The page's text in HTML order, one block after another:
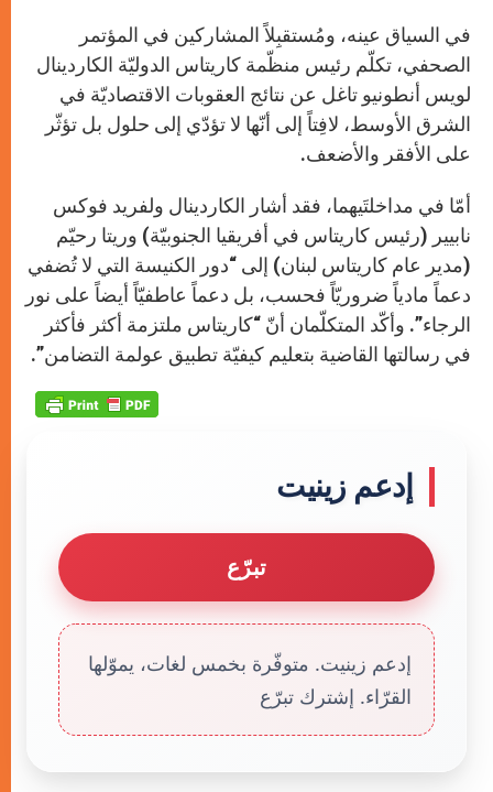
في السياق عينه، ومُستقبِلاً المشاركين في المؤتمر
الصحفي، تكلّم رئيس منظّمة كاريتاس الدوليّة الكاردينال
لويس أنطونيو تاغل عن نتائج العقوبات الاقتصاديّة في
الشرق الأوسط، لافِتاً إلى أنّها لا تؤدّي إلى حلول بل تؤثّر
على الأفقر والأضعف.
أمّا في مداخلتَيهما، فقد أشار الكاردينال ولفريد فوكس
نابيير (رئيس كاريتاس في أفريقيا الجنوبيّة) وريتا رحيّم
(مدير عام كاريتاس لبنان) إلى “دور الكنيسة التي لا تُضفي
دعماً مادياً ضروريّاً فحسب، بل دعماً عاطفيّاً أيضاً على نور
الرجاء”. وأكّد المتكلّمان أنّ “كاريتاس ملتزمة أكثر فأكثر
في رسالتها القاضية بتعليم كيفيّة تطبيق عولمة التضامن”.
إدعم زينيت
تبرّع
إدعم زينيت. متوفّرة بخمس لغات، يموّلها
القرّاء. إشترك تبرّع